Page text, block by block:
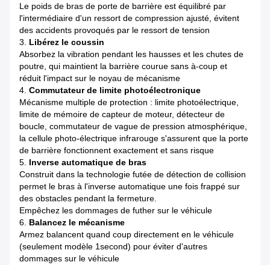
Le poids de bras de porte de barrière est équilibré par
l'intermédiaire d'un ressort de compression ajusté, évitent
des accidents provoqués par le ressort de tension
3. Libérez le coussin
Absorbez la vibration pendant les hausses et les chutes de
poutre, qui maintient la barrière courue sans à-coup et
réduit l'impact sur le noyau de mécanisme
4. Commutateur de limite photoélectronique
Mécanisme multiple de protection : limite photoélectrique,
limite de mémoire de capteur de moteur, détecteur de
boucle, commutateur de vague de pression atmosphérique,
la cellule photo-électrique infrarouge s'assurent que la porte
de barrière fonctionnent exactement et sans risque
5. Inverse automatique de bras
Construit dans la technologie futée de détection de collision
permet le bras à l'inverse automatique une fois frappé sur
des obstacles pendant la fermeture.
Empêchez les dommages de futher sur le véhicule
6. Balancez le mécanisme
Armez balancent quand coup directement en le véhicule
(seulement modèle 1second) pour éviter d'autres
dommages sur le véhicule